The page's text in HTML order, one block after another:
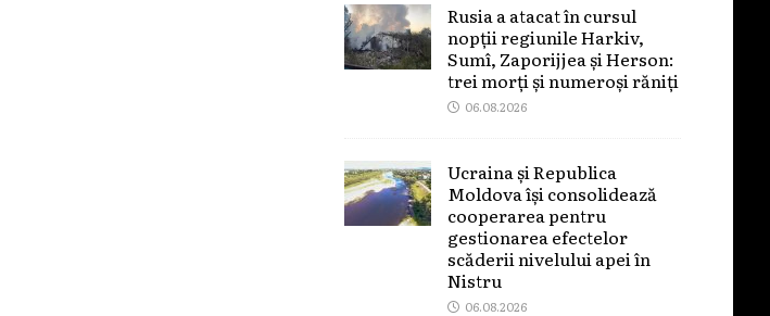
Rusia a atacat în cursul
nopții regiunile Harkiv,
Sumî, Zaporijjea și Herson:
trei morți și numeroși răniți
06.08.2026
Ucraina și Republica
Moldova își consolidează
cooperarea pentru
gestionarea efectelor
scăderii nivelului apei în
Nistru
06.08.2026